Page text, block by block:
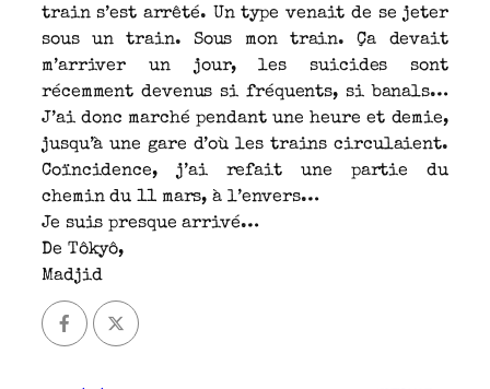
train s’est arrêté. Un type venait de se jeter
sous un train. Sous mon train. Ça devait
m’arriver un jour, les suicides sont
récemment devenus si fréquents, si banals…
J’ai donc marché pendant une heure et demie,
jusqu’à une gare d’où les trains circulaient.
Coïncidence, j’ai refait une partie du
chemin du 11 mars, à l’envers…
Je suis presque arrivé…
De Tôkyô,
Madjid